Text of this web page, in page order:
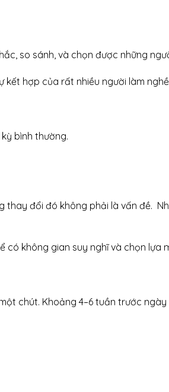
so sánh, và chọn được những
kết hợp của rất nhiều người làm
bình thường.
đổi đó không phải là vấn đề.
có không gian suy nghĩ và chọn lựa
chút. Khoảng 4–6 tuần trước